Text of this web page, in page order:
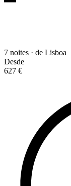
7 noites · de Lisboa
Desde
627 €